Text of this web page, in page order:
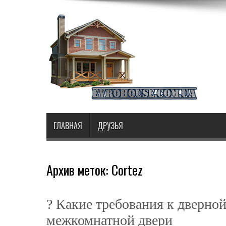
ГЛАВНАЯ ДРУЗЬЯ
Архив меток: Cortez
? Какие требования к
межкомнатной двери